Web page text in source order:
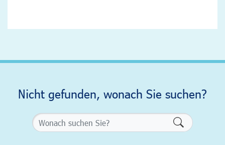
Nicht gefunden, wonach Sie suchen?